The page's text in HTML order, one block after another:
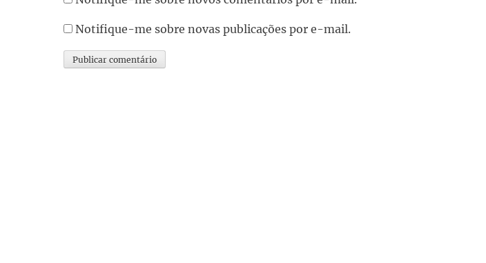
Notifique-me sobre novas publicações por e-mail.